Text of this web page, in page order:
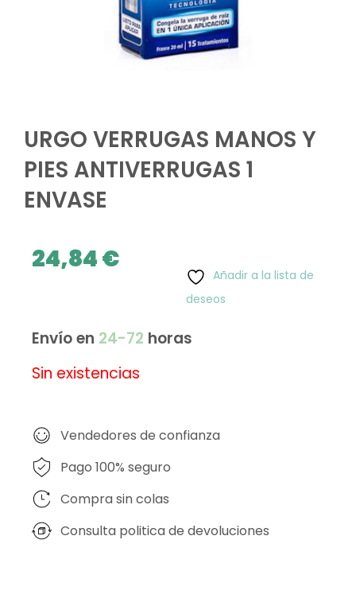
URGO VERRUGAS MANOS Y
PIES ANTIVERRUGAS 1
ENVASE
24,84€
Añadir a la lista de
deseos
Envío en 24-72 horas
Sin existencias
Vendedores de confianza
Pago 100% seguro
Compra sin colas
Consulta politica de devoluciones